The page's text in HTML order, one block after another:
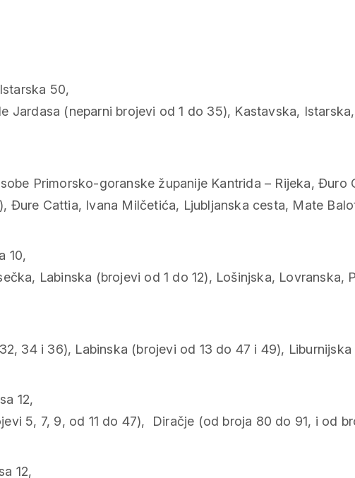
50,
Jardasa (neparni brojevi od 1 do 35), Kastavska,
Primorsko-goranske županije Kantrida – Rijeka, Đuro
Cattia, Ivana Milčetića, Ljubljanska cesta, Mate
10,
Labinska (brojevi od 1 do 12), Lošinjska, Lovranska,
34 i 36), Labinska (brojevi od 13 do 47 i 49),
12,
5, 7, 9, od 11 do 47), Diračje (od broja 80 do 91, i od
12,